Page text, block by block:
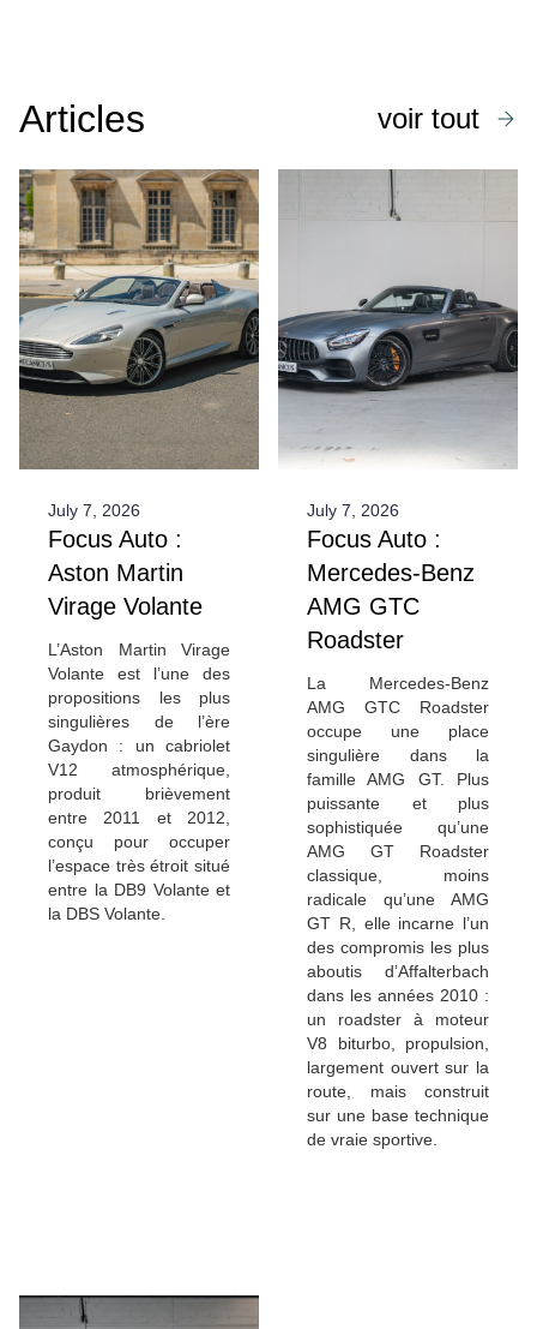
voir tout
Articles
July 7, 2026
Focus Auto :
Aston Martin
Virage Volante
L’Aston Martin Virage
Volante est l’une des
propositions les plus
singulières de l’ère
Gaydon : un cabriolet
V12 atmosphérique,
produit brièvement
entre 2011 et 2012,
conçu pour occuper
l’espace très étroit situé
entre la DB9 Volante et
la DBS Volante.
July 7, 2026
Focus Auto :
Mercedes-Benz
AMG GTC
Roadster
La Mercedes-Benz
AMG GTC Roadster
occupe une place
singulière dans la
famille AMG GT. Plus
puissante et plus
sophistiquée qu’une
AMG GT Roadster
classique, moins
radicale qu’une AMG
GT R, elle incarne l’un
des compromis les plus
aboutis d’Affalterbach
dans les années 2010 :
un roadster à moteur
V8 biturbo, propulsion,
largement ouvert sur la
route, mais construit
sur une base technique
de vraie sportive.